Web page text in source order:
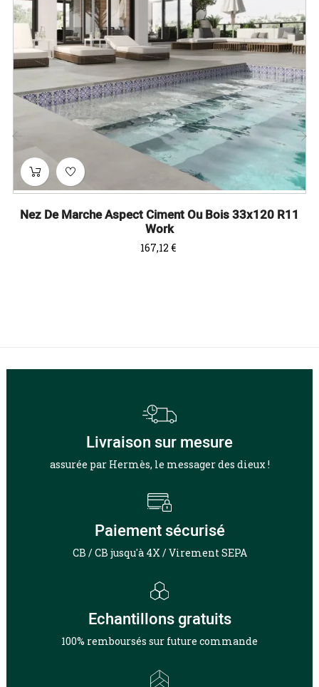
Nez De Marche Aspect Ciment Ou Bois 33x120 R11
Work
Prix
167,12 €
›
Livraison sur mesure
assurée par Hermès, le messager des dieux !
Paiement sécurisé
CB / CB jusqu'à 4X / Virement SEPA
Echantillons gratuits
100% remboursés sur future commande